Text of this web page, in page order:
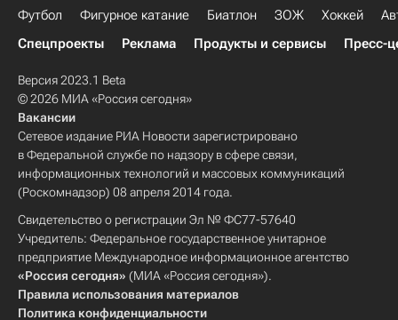
Футбол Фигурное катание Биатлон ЗОЖ Хоккей
Спецпроекты
Реклама Продукты и сервисы Пресс-
Версия 2023.1 Beta
© 2026 МИА «Россия сегодня»
Вакансии
Сетевое издание РИА Новости зарегистрировано
в Федеральной службе по надзору в сфере связи,
информационных технологий и массовых коммуникаций
(Роскомнадзор) 08 апреля 2014 года.
Свидетельство о регистрации Эл № ФС77-57640
Учредитель: Федеральное государственное унитарное
предприятие Международное информационное агентство
«Россия сегодня» (МИА «Россия сегодня»).
Правила использования материалов
Политика конфиденциальности